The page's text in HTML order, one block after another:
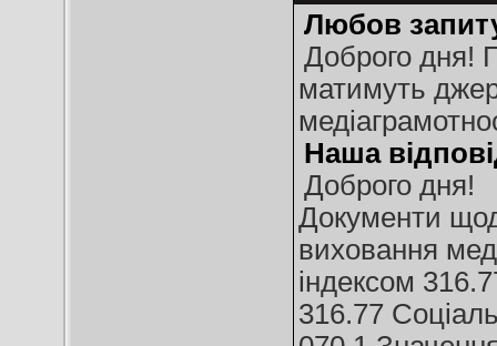
Любов
Доброго дня!
матимуть
Наша
Доброго дня!
Документи
виховання
індексом
316.77